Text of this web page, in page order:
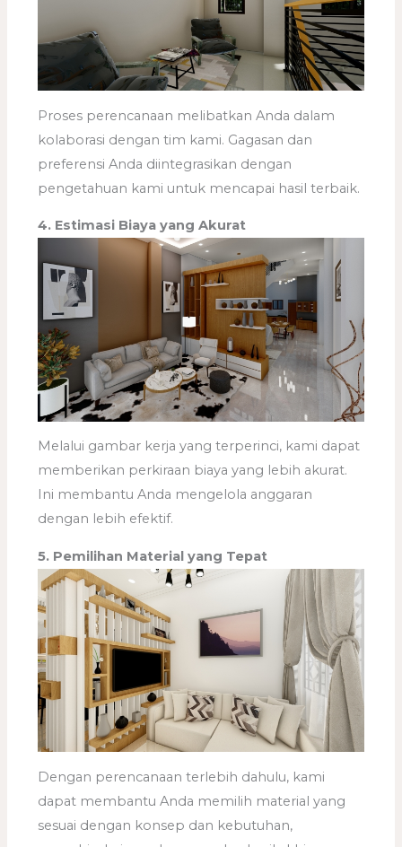
Proses perencanaan melibatkan Anda dalam
kolaborasi dengan tim kami. Gagasan dan
preferensi Anda diintegrasikan dengan
pengetahuan kami untuk mencapai hasil terbaik.
4. Estimasi Biaya yang Akurat
Melalui gambar kerja yang terperinci, kami dapat
memberikan perkiraan biaya yang lebih akurat.
Ini membantu Anda mengelola anggaran
dengan lebih efektif.
5. Pemilihan Material yang Tepat
Dengan perencanaan terlebih dahulu, kami
dapat membantu Anda memilih material yang
sesuai dengan konsep dan kebutuhan,